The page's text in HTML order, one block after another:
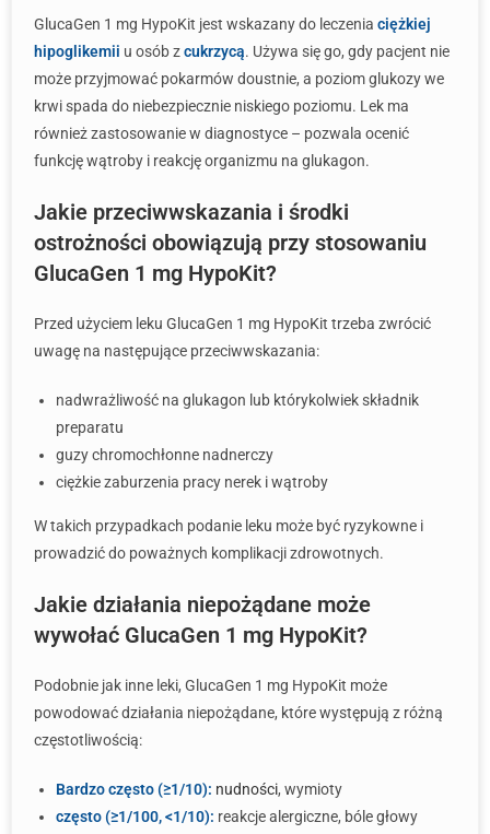
GlucaGen 1 mg HypoKit jest wskazany do leczenia ciężkiej
hipoglikemii u osób zcukrzycą. Używa się go, gdy pacjent nie
może przyjmować pokarmów doustnie, a poziom glukozy we
krwi spada do niebezpiecznie niskiego poziomu. Lek ma
również zastosowanie w diagnostyce – pozwala ocenić
funkcję wątroby i reakcję organizmu na glukagon.
Jakie przeciwwskazania i środki
ostrożności obowiązują przy stosowaniu
GlucaGen 1 mg HypoKit?
Przed użyciem leku GlucaGen 1 mg HypoKit trzeba zwrócić
uwagę na następujące przeciwwskazania:
nadwrażliwość na glukagon lub którykolwiek składnik
preparatu
guzy chromochłonne nadnerczy
ciężkie zaburzenia pracy nerek i wątroby
W takich przypadkach podanie leku może być ryzykowne i
prowadzić do poważnych komplikacji zdrowotnych.
Jakie działania niepożądane może
wywołać GlucaGen 1 mg HypoKit?
Podobnie jak inne leki, GlucaGen 1 mg HypoKit może
powodować działania niepożądane, które występują z różną
częstotliwością:
Bardzo często (≥1/10): nudności, wymioty
często (≥1/100, <1/10): reakcje alergiczne, bóle głowy